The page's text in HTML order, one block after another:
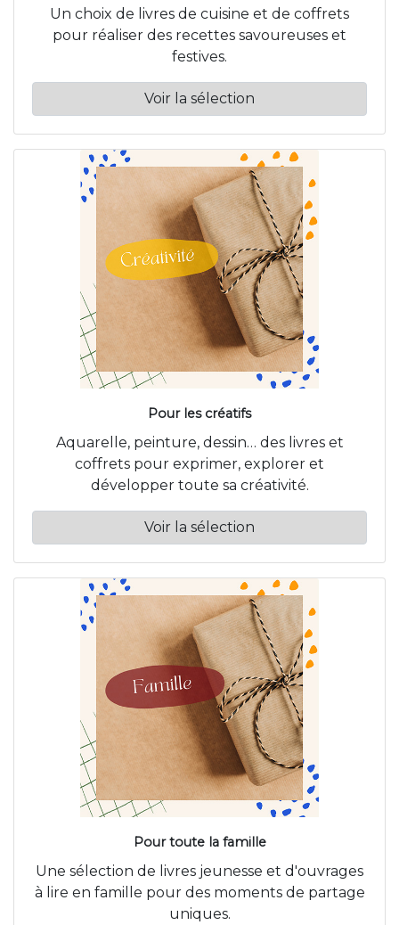
Un choix de livres de cuisine et de coffrets
pour réaliser des recettes savoureuses et
festives.
Voir la sélection
Pour les créatifs
Aquarelle, peinture, dessin… des livres et
coffrets pour exprimer, explorer et
développer toute sa créativité.
Voir la sélection
Pour toute la famille
Une sélection de livres jeunesse et d'ouvrages
à lire en famille pour des moments de partage
uniques.